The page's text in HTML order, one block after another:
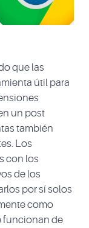
que las
útil para
un post
también
Los
con los
de los
por sí solos
como
funcionan de